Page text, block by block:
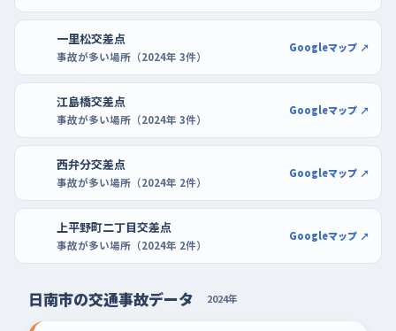
一里松交差点
事故が多い場所（2024年 3件）
Googleマップ ↗
江島橋交差点
事故が多い場所（2024年 3件）
Googleマップ ↗
西弁分交差点
事故が多い場所（2024年 2件）
Googleマップ ↗
上平野町二丁目交差点
事故が多い場所（2024年 2件）
Googleマップ ↗
日南市の交通事故データ 2024年